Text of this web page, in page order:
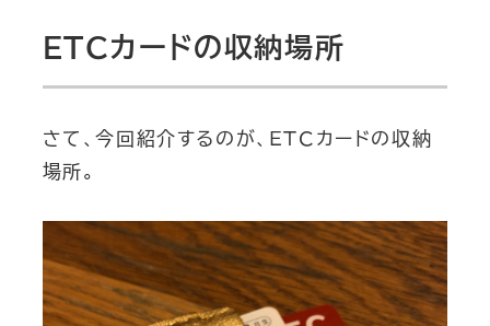
ETCカードの収納場所
さて、今回紹介するのが、ETCカードの収納
場所。